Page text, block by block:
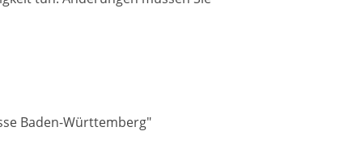
Baden-Württemberg"